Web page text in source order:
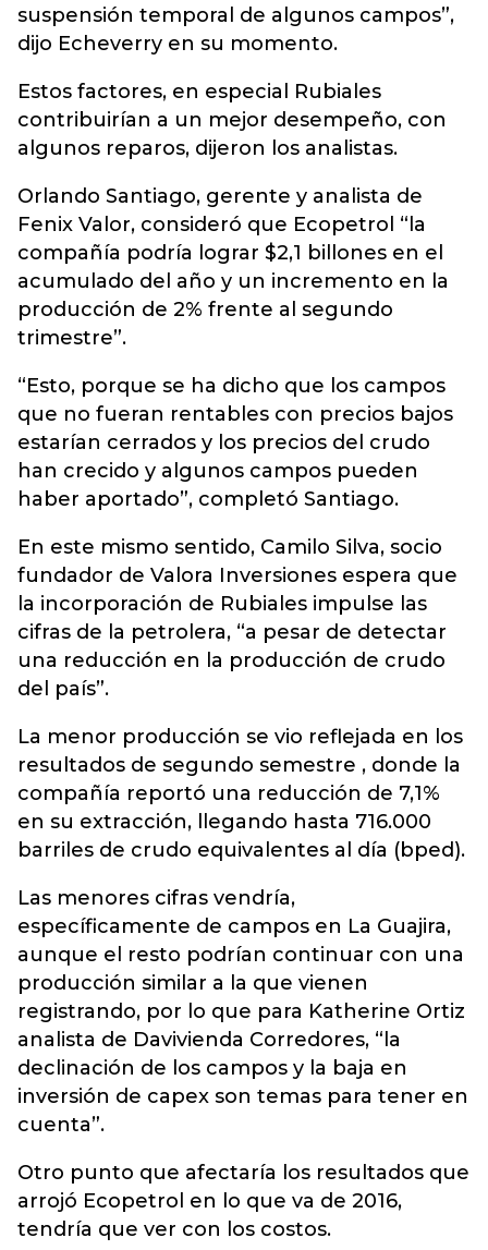
suspensión temporal de algunos campos”,
dijo Echeverry en su momento.
Estos factores, en especial Rubiales
contribuirían a un mejor desempeño, con
algunos reparos, dijeron los analistas.
Orlando Santiago, gerente y analista de
Fenix Valor, consideró que Ecopetrol “la
compañía podría lograr $2,1 billones en el
acumulado del año y un incremento en la
producción de 2% frente al segundo
trimestre”.
“Esto, porque se ha dicho que los campos
que no fueran rentables con precios bajos
estarían cerrados y los precios del crudo
han crecido y algunos campos pueden
haber aportado”, completó Santiago.
En este mismo sentido, Camilo Silva, socio
fundador de Valora Inversiones espera que
la incorporación de Rubiales impulse las
cifras de la petrolera, “a pesar de detectar
una reducción en la producción de crudo
del país”.
La menor producción se vio reflejada en los
resultados de segundo semestre , donde la
compañía reportó una reducción de 7,1%
en su extracción, llegando hasta 716.000
barriles de crudo equivalentes al día (bped).
Las menores cifras vendría,
específicamente de campos en La Guajira,
aunque el resto podrían continuar con una
producción similar a la que vienen
registrando, por lo que para Katherine Ortiz
analista de Davivienda Corredores, “la
declinación de los campos y la baja en
inversión de capex son temas para tener en
cuenta”.
Otro punto que afectaría los resultados que
arrojó Ecopetrol en lo que va de 2016,
tendría que ver con los costos.